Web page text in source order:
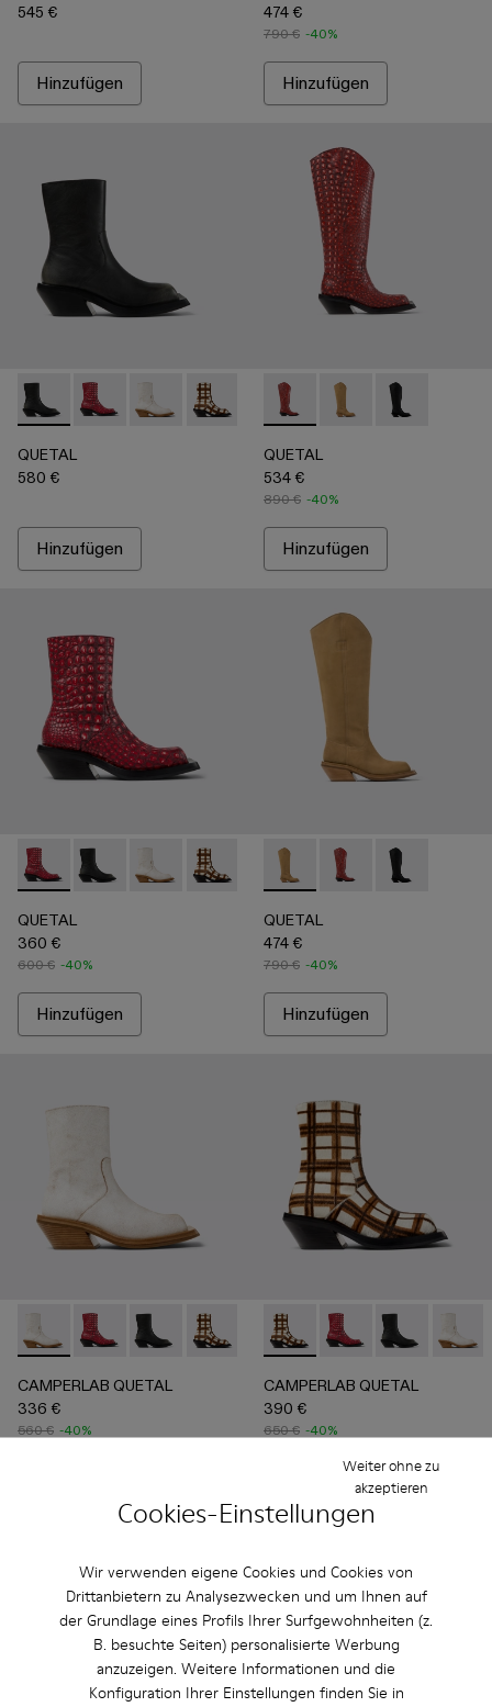
Cookies-Einstellungen
Wir verwenden eigene Cookies und Cookies von
Drittanbietern zu Analysezwecken und um Ihnen auf
der Grundlage eines Profils Ihrer Surfgewohnheiten (z.
B. besuchte Seiten) personalisierte Werbung
anzuzeigen. Weitere Informationen und die
Konfiguration Ihrer Einstellungen finden Sie in
Weiter ohne zu
akzeptieren
545 €
Hinzufügen
474 €
790 € -40%
Hinzufügen
QUETAL - A700021-007 - Multicolor
QUETAL - A700021-008 - Red
QUETAL - A700021-004 - Weißer
QUETAL - A700021-003 -
QUETAL - A700021-002 -
QUETAL - A700021-
QUETAL
580 €
Hinzufügen
QUETAL - A700027-005 -
QUETAL -QUETAL -
QUETAL
534 €
890 € -40%
Hinzufügen
QUETAL - A700021-008 - Red
QUETAL - A700021-007 - Multicolor
QUETAL - A700021-004 - Weißer
QUETAL - A700021-003 -
QUETAL - A700021-002 -
QUETAL - A700021-
QUETAL
360 €
600 € -40%
Hinzufügen
QUETAL - A700027-004 -
QUETAL -QUETAL -
QUETAL
474 €
790 € -40%
Hinzufügen
CAMPERLAB QUETAL - A700021-004 - Weißer
CAMPERLAB QUETAL - A700021-008 - Red
CAMPERLAB QUETAL - A700021-007 -
CAMPERLAB QUETAL - A700021-
CAMPERLAB QUETAL -
CAMPERLAB QUETAL
CAMPERLAB QUETAL
336 €
560 € -40%
CAMPERLAB QUETAL -
CAMPERLAB
CAMPERLAB QUETAL
390 €
650 € -40%
Hinzufügen